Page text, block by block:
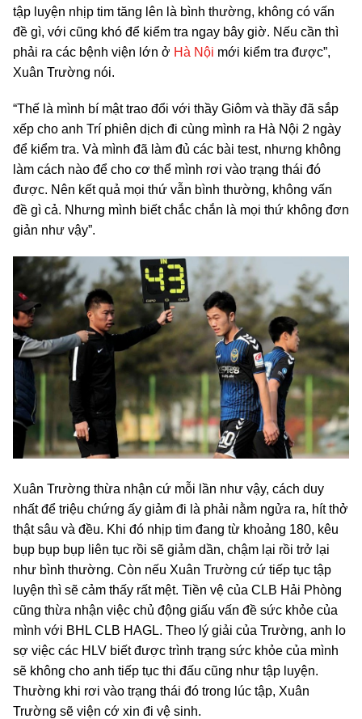
tập luyện nhịp tim tăng lên là bình thường, không có vấn
đề gì, với cũng khó để kiểm tra ngay bây giờ. Nếu cần thì
phải ra các bệnh viện lớn ở Hà Nội mới kiểm tra được”,
Xuân Trường nói.
“Thế là mình bí mật trao đổi với thầy Giôm và thầy đã sắp
xếp cho anh Trí phiên dịch đi cùng mình ra Hà Nội 2 ngày
để kiểm tra. Và mình đã làm đủ các bài test, nhưng không
làm cách nào để cho cơ thể mình rơi vào trạng thái đó
được. Nên kết quả mọi thứ vẫn bình thường, không vấn
đề gì cả. Nhưng mình biết chắc chắn là mọi thứ không đơn
giản như vậy”.
Xuân Trường thừa nhận cứ mỗi lần như vậy, cách duy
nhất để triệu chứng ấy giảm đi là phải nằm ngửa ra, hít thở
thật sâu và đều. Khi đó nhịp tim đang từ khoảng 180, kêu
bụp bụp bụp liên tục rồi sẽ giảm dần, chậm lại rồi trở lại
như bình thường. Còn nếu Xuân Trường cứ tiếp tục tập
luyện thì sẽ cảm thấy rất mệt. Tiền vệ của CLB Hải Phòng
cũng thừa nhận việc chủ động giấu vấn đề sức khỏe của
mình với BHL CLB HAGL. Theo lý giải của Trường, anh lo
sợ việc các HLV biết được trình trạng sức khỏe của mình
sẽ không cho anh tiếp tục thi đấu cũng như tập luyện.
Thường khi rơi vào trạng thái đó trong lúc tập, Xuân
Trường sẽ viện cớ xin đi vệ sinh.